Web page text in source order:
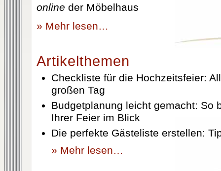
online der Möbelhaus
» Mehr lesen…
Artikelthemen
Checkliste für die Hochzeitsfeier:
großen Tag
Budgetplanung leicht gemacht: So
Ihrer Feier im Blick
Die perfekte Gästeliste erstellen:
» Mehr lesen…